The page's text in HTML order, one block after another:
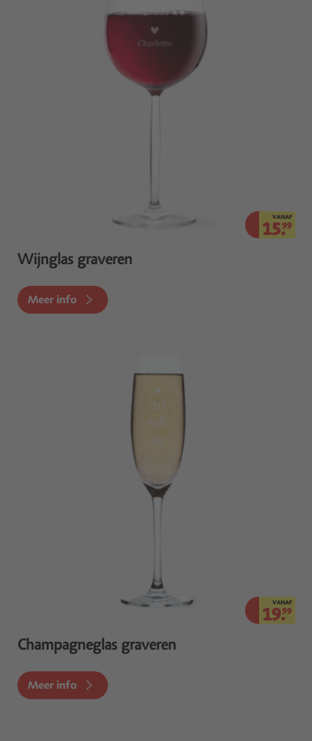
VANAF
15.99
Wijnglas graveren
Meer info
VANAF
19.99
Champagneglas graveren
Meer info